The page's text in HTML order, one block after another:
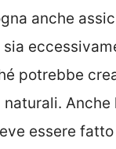
anche
potrebbe
Anche
essere